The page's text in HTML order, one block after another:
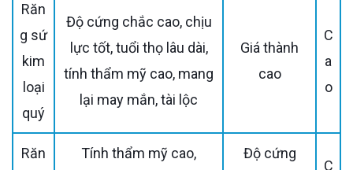
Răn
g sứ
kim
loại
quý
Độ cứng chắc cao, chịu
lực tốt, tuổi thọ lâu dài,
tính thẩm mỹ cao, mang
lại may mắn, tài lộc
Giá thành
cao
C
a
o
Răn
Tính thẩm mỹ cao,
Độ cứng
C